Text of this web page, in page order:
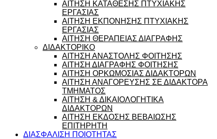
ΑΙΤΗΣΗ ΚΑΤΑΘΕΣΗΣ ΠΤΥΧΙΑΚΗΣ
ΕΡΓΑΣΙΑΣ
ΑΙΤΗΣΗ ΕΚΠΟΝΗΣΗΣ ΠΤΥΧΙΑΚΗΣ
ΕΡΓΑΣΙΑΣ
ΑΙΤΗΣΗ ΘΕΡΑΠΕΙΑΣ ΔΙΑΓΡΑΦΗΣ
ΔΙΔΑΚΤΟΡΙΚΟ
ΑΙΤΗΣΗ ΑΝΑΣΤΟΛΗΣ ΦΟΙΤΗΣΗΣ
ΑΙΤΗΣΗ ΔΙΑΓΡΑΦΗΣ ΦΟΙΤΗΣΗΣ
ΑΙΤΗΣΗ ΟΡΚΩΜΟΣΙΑΣ ΔΙΔΑΚΤΟΡΩΝ
ΑΙΤΗΣΗ ΑΝΑΓΟΡΕΥΣΗΣ ΣΕ ΔΙΔΑΚΤΟΡΑ
ΤΜΗΜΑΤΟΣ
ΑΙΤΗΣΗ & ΔΙΚΑΙΟΛΟΓΗΤΙΚΑ
ΔΙΔΑΚΤΟΡΩΝ
ΑΙΤΗΣΗ ΕΚΔΟΣΗΣ ΒΕΒΑΙΩΣΗΣ
ΕΠΙΤΗΡΗΤΗ
ΔΙΑΣΦΑΛΙΣΗ ΠΟΙΟΤΗΤΑΣ